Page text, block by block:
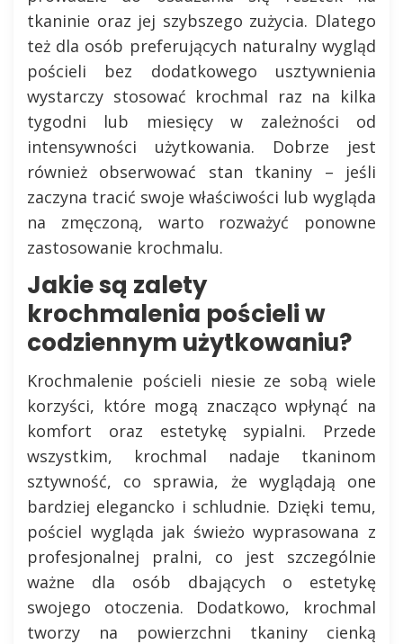
tkaninie oraz jej szybszego zużycia. Dlatego
też dla osób preferujących naturalny wygląd
pościeli bez dodatkowego usztywnienia
wystarczy stosować krochmal raz na kilka
tygodni lub miesięcy w zależności od
intensywności użytkowania. Dobrze jest
również obserwować stan tkaniny – jeśli
zaczyna tracić swoje właściwości lub wygląda
na zmęczoną, warto rozważyć ponowne
zastosowanie krochmalu.
Jakie są zalety
krochmalenia pościeli w
codziennym użytkowaniu?
Krochmalenie pościeli niesie ze sobą wiele
korzyści, które mogą znacząco wpłynąć na
komfort oraz estetykę sypialni. Przede
wszystkim, krochmal nadaje tkaninom
sztywność, co sprawia, że wyglądają one
bardziej elegancko i schludnie. Dzięki temu,
pościel wygląda jak świeżo wyprasowana z
profesjonalnej pralni, co jest szczególnie
ważne dla osób dbających o estetykę
swojego otoczenia. Dodatkowo, krochmal
tworzy na powierzchni tkaniny cienką